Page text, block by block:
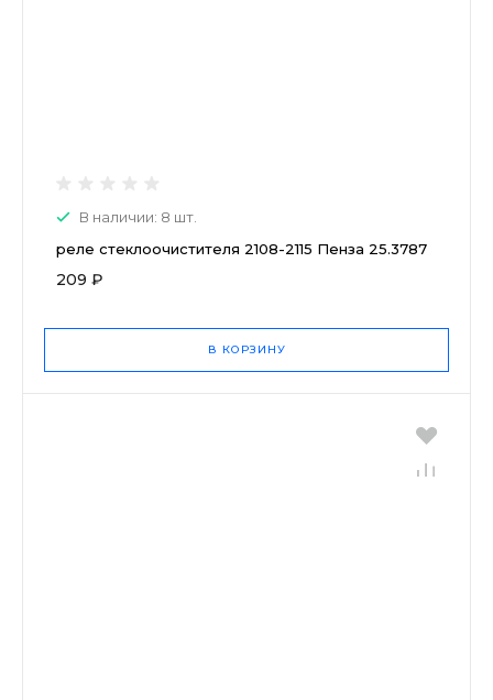
В наличии: 8 шт.
реле стеклоочистителя 2108-2115 Пенза 25.3787
209 ₽
В КОРЗИНУ